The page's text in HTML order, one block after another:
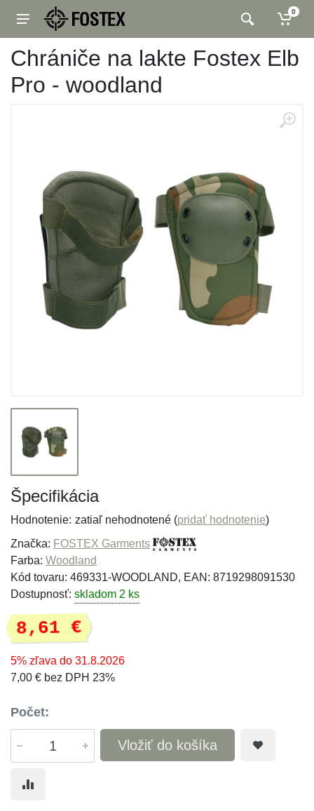
0
Chrániče na lakte Fostex Elb
Pro - woodland
Špecifikácia
Hodnotenie: zatiaľ nehodnotené (pridať hodnotenie)
Značka: FOSTEX Garments
Farba: Woodland
Kód tovaru: 469331-WOODLAND, EAN: 8719298091530
Dostupnosť: skladom 2 ks
8,61 €
5% zľava do 31.8.2026
7,00 € bez DPH 23%
Počet:
Vložiť do košíka